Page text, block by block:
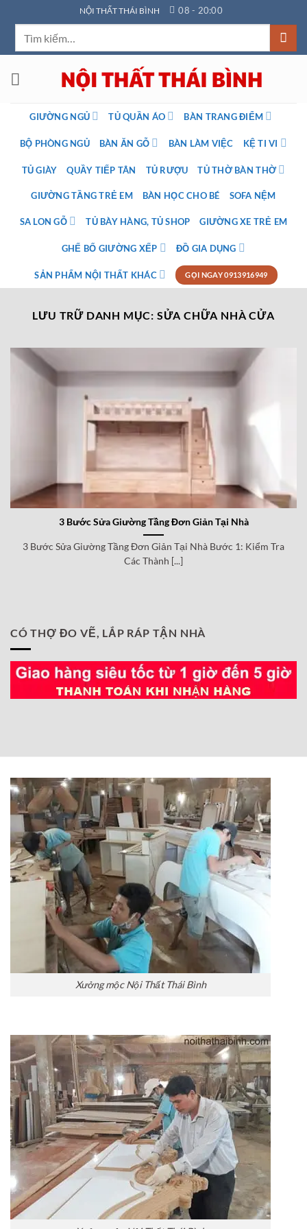
qua
dung
NỘI THẤT THÁI BÌNH 08 - 20:00
GIƯỜNG NGỦ TỦ QUẦN ÁO BÀN TRANG ĐIỂM
BỘ PHÒNG NGỦ BÀN ĂN GỖ BÀN LÀM VIỆC KỆ TI VI
TỦ GIÀY QUẦY TIẾP TÂN TỦ RƯỢU TỦ THỜ BÀN THỜ
GIƯỜNG TẦNG TRẺ EM BÀN HỌC CHO BÉ SOFA NỆM
SA LON GỖ TỦ BÀY HÀNG, TỦ SHOP GIƯỜNG XE TRẺ EM
GHẾ BỐ GIƯỜNG XẾP ĐỒ GIA DỤNG
SẢN PHẨM NỘI THẤT KHÁC GỌI NGAY 0913916949
LƯU TRỮ DANH MỤC: SỬA CHỮA NHÀ CỬA
3 Bước Sửa Giường Tầng Đơn Giản Tại Nhà
3 Bước Sửa Giường Tầng Đơn Giản Tại Nhà Bước 1: Kiểm Tra
Các Thành [...]
CÓ THỢ ĐO VẼ, LẮP RÁP TẬN NHÀ
Xưởng mộc Nội Thất Thái Bình